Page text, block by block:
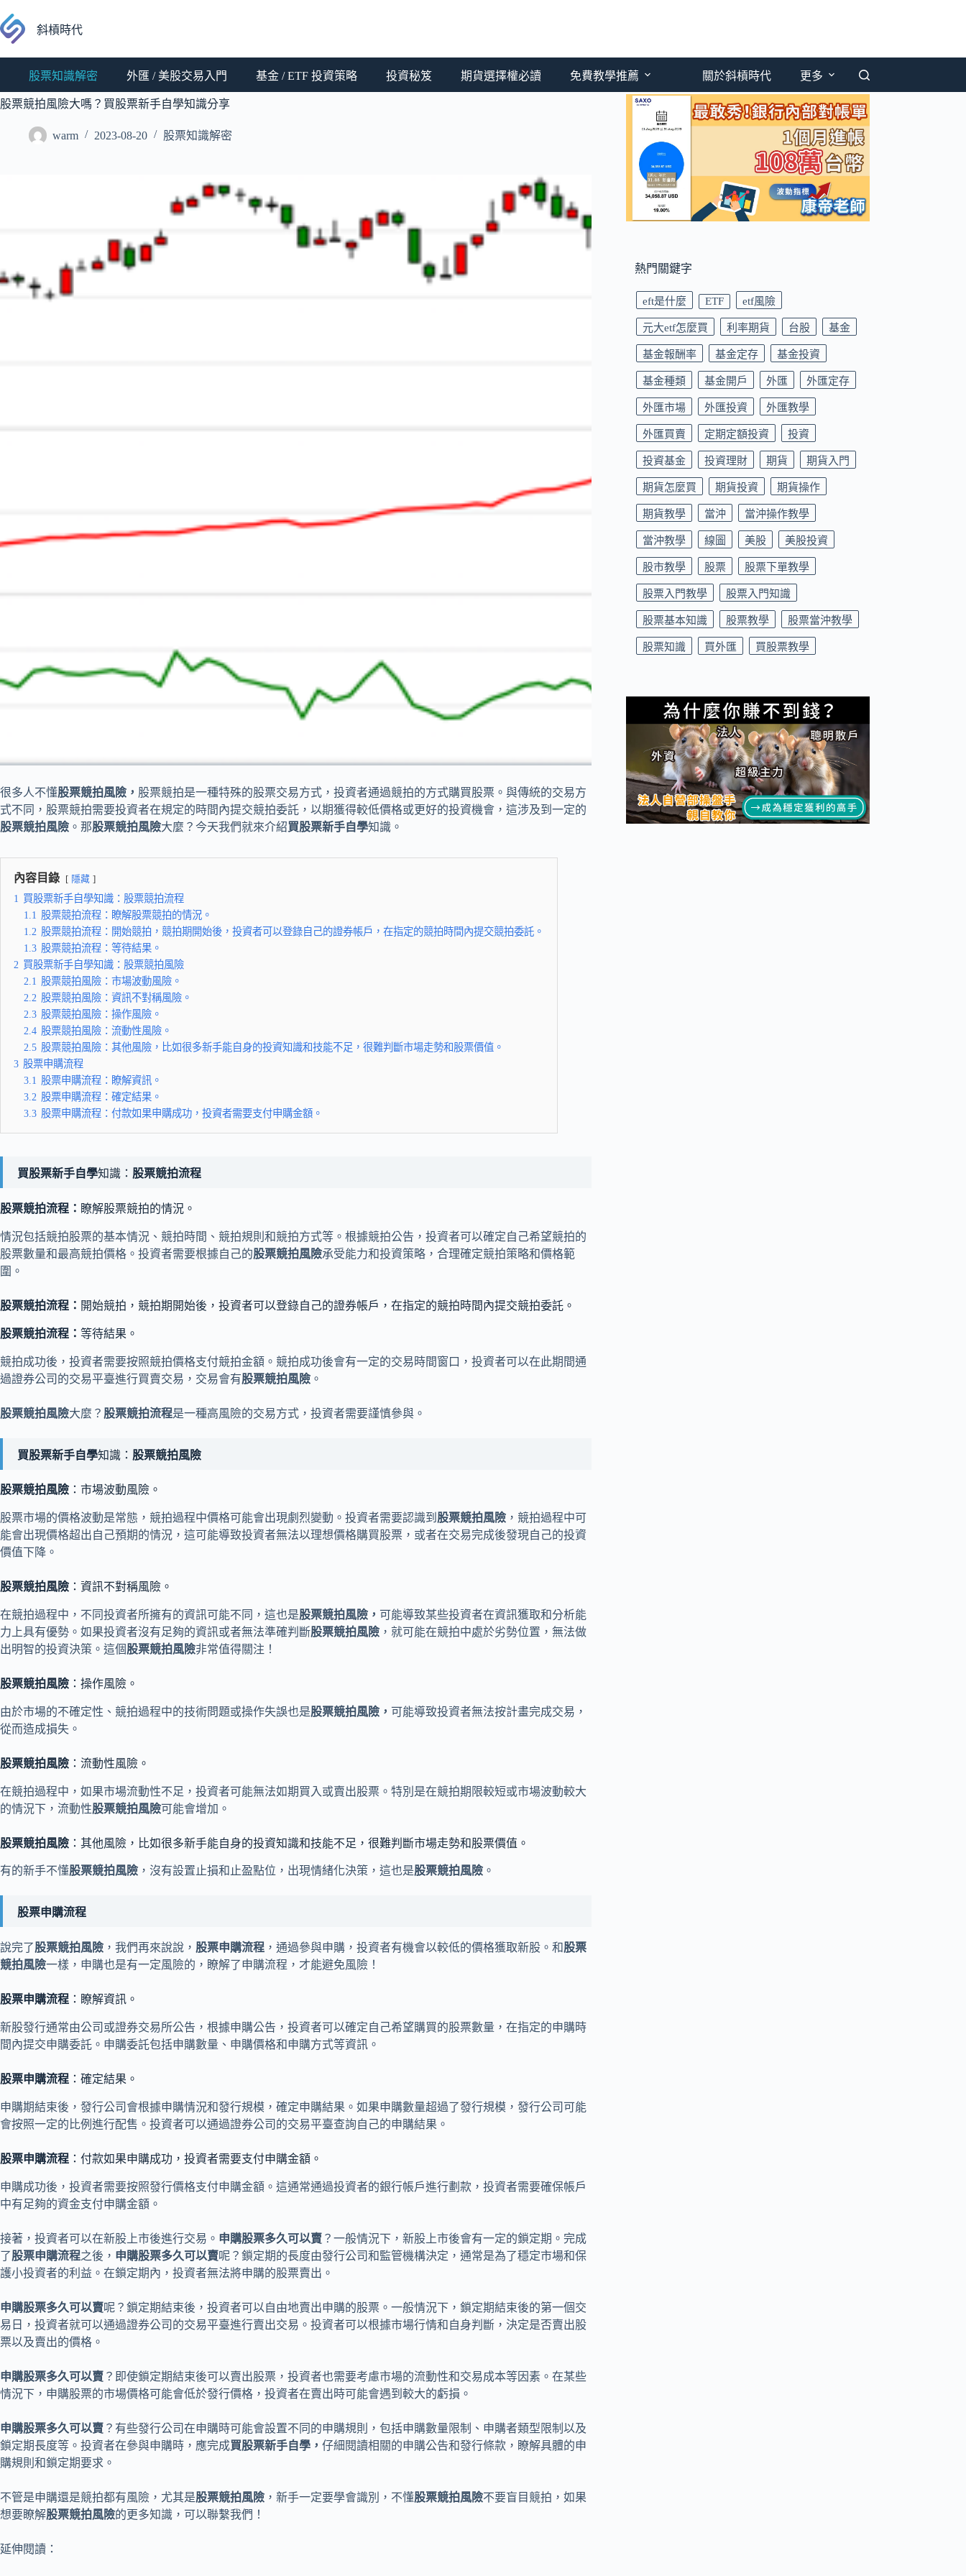
至
要
容
斜槓時代
股票知識解密 外匯 / 美股交易入門 基金 / ETF 投資策略 投資秘笈 期貨選擇權必讀 免費教學推薦 關於斜槓時代 更多
股票競拍風險大嗎？買股票新手自學知識分享
warm 2023-08-20 股票知識解密
很多人不懂股票競拍風險 ， 股票競拍是一種特殊的股票交易方式，投資者通過競拍的方式購買股票。與傳統的交易方
式不同，股票競拍需要投資者在規定的時間內提交競拍委託，以期獲得較低價格或更好的投資機會，這涉及到一定的
股票競拍風險 。那股票競拍風險大麼？今天我們就來介紹買股票新手自學知識。
內容目錄 隱藏
1 買股票新手自學知識：股票競拍流程
1.1 股票競拍流程：瞭解股票競拍的情況。
1.2 股票競拍流程：開始競拍，競拍期開始後，投資者可以登錄自己的證券帳戶，在指定的競拍時間內提交競拍委託。
1.3 股票競拍流程：等待結果。
2 買股票新手自學知識：股票競拍風險
2.1 股票競拍風險：市場波動風險。
2.2 股票競拍風險：資訊不對稱風險。
2.3 股票競拍風險：操作風險。
2.4 股票競拍風險：流動性風險。
2.5 股票競拍風險：其他風險，比如很多新手能自身的投資知識和技能不足，很難判斷市場走勢和股票價值。
3 股票申購流程
3.1 股票申購流程：瞭解資訊。
3.2 股票申購流程：確定結果。
3.3 股票申購流程：付款如果申購成功，投資者需要支付申購金額。
買股票新手自學知識： 股票競拍流程
股票競拍流程： 瞭解股票競拍的情況。
情況包括競拍股票的基本情況、競拍時間、競拍規則和競拍方式等。根據競拍公告，投資者可以確定自己希望競拍的
股票數量和最高競拍價格。投資者需要根據自己的股票競拍風險承受能力和投資策略，合理確定競拍策略和價格範
圍。
股票競拍流程： 開始競拍，競拍期開始後，投資者可以登錄自己的證券帳戶，在指定的競拍時間內提交競拍委託。
股票競拍流程： 等待結果。
競拍成功後，投資者需要按照競拍價格支付競拍金額。競拍成功後會有一定的交易時間窗口，投資者可以在此期間通
過證券公司的交易平臺進行買賣交易，交易會有股票競拍風險 。
股票競拍風險大麼？ 股票競拍流程是一種高風險的交易方式，投資者需要謹慎參與。
買股票新手自學知識： 股票競拍風險
股票競拍風險 ：市場波動風險。
股票市場的價格波動是常態，競拍過程中價格可能會出現劇烈變動。投資者需要認識到 股票競拍風險 ，競拍過程中可
能會出現價格超出自己預期的情況，這可能導致投資者無法以理想價格購買股票，或者在交易完成後發現自己的投資
價值下降。
股票競拍風險 ：資訊不對稱風險。
在競拍過程中，不同投資者所擁有的資訊可能不同，這也是股票競拍風險， 可能導致某些投資者在資訊獲取和分析能
力上具有優勢。如果投資者沒有足夠的資訊或者無法準確判斷股票競拍風險 ，就可能在競拍中處於劣勢位置，無法做
出明智的投資決策。這個股票競拍風險非常值得關注！
股票競拍風險 ：操作風險。
由於市場的不確定性、競拍過程中的技術問題或操作失誤也是股票競拍風險， 可能導致投資者無法按計畫完成交易，
從而造成損失。
股票競拍風險 ：流動性風險。
在競拍過程中，如果市場流動性不足，投資者可能無法如期買入或賣出股票。特別是在競拍期限較短或市場波動較大
的情況下，流動性股票競拍風險可能會增加。
股票競拍風險 ：其他風險，比如很多新手能自身的投資知識和技能不足，很難判斷市場走勢和股票價值。
有的新手不懂股票競拍風險 ，沒有設置止損和止盈點位，出現情緒化決策，這也是股票競拍風險 。
股票申購流程
說完了股票競拍風險 ，我們再來說說， 股票申購流程 ，通過參與申購，投資者有機會以較低的價格獲取新股。和股票
競拍風險一樣，申購也是有一定風險的，瞭解了申購流程，才能避免風險！
股票申購流程 ：瞭解資訊。
新股發行通常由公司或證券交易所公告，根據申購公告，投資者可以確定自己希望購買的股票數量，在指定的申購時
間內提交申購委託。申購委託包括申購數量、申購價格和申購方式等資訊。
股票申購流程 ：確定結果。
申購期結束後，發行公司會根據申購情況和發行規模，確定申購結果。如果申購數量超過了發行規模，發行公司可能
會按照一定的比例進行配售。投資者可以通過證券公司的交易平臺查詢自己的申購結果。
股票申購流程 ：付款如果申購成功，投資者需要支付申購金額。
申購成功後，投資者需要按照發行價格支付申購金額。這通常通過投資者的銀行帳戶進行劃款，投資者需要確保帳戶
中有足夠的資金支付申購金額。
接著，投資者可以在新股上市後進行交易。 申購股票多久可以賣 ？一般情況下，新股上市後會有一定的鎖定期。完成
了股票申購流程之後， 申購股票多久可以賣呢？鎖定期的長度由發行公司和監管機構決定，通常是為了穩定市場和保
護小投資者的利益。在鎖定期內，投資者無法將申購的股票賣出。
申購股票多久可以賣呢？鎖定期結束後，投資者可以自由地賣出申購的股票。一般情況下，鎖定期結束後的第一個交
易日，投資者就可以通過證券公司的交易平臺進行賣出交易。投資者可以根據市場行情和自身判斷，決定是否賣出股
票以及賣出的價格。
申購股票多久可以賣 ？即使鎖定期結束後可以賣出股票，投資者也需要考慮市場的流動性和交易成本等因素。在某些
情況下，申購股票的市場價格可能會低於發行價格，投資者在賣出時可能會遇到較大的虧損。
申購股票多久可以賣 ？有些發行公司在申購時可能會設置不同的申購規則，包括申購數量限制、申購者類型限制以及
鎖定期長度等。投資者在參與申購時，應完成買股票新手自學 ， 仔細閱讀相關的申購公告和發行條款，瞭解具體的申
購規則和鎖定期要求。
不管是申購還是競拍都有風險，尤其是股票競拍風險 ，新手一定要學會識別，不懂股票競拍風險不要盲目競拍，如果
想要瞭解股票競拍風險的更多知識，可以聯繫我們！
延伸閱讀：
熱門關鍵字
eft是什麼 ETF etf風險
元大etf怎麼買 利率期貨 台股 基金
基金報酬率 基金定存 基金投資
基金種類 基金開戶 外匯 外匯定存
外匯市場 外匯投資 外匯教學
外匯買賣 定期定額投資 投資
投資基金 投資理財 期貨 期貨入門
期貨怎麼買 期貨投資 期貨操作
期貨教學 當沖 當沖操作教學
當沖教學 線圖 美股 美股投資
股市教學 股票 股票下單教學
股票入門教學 股票入門知識
股票基本知識 股票教學 股票當沖教學
股票知識 買外匯 買股票教學